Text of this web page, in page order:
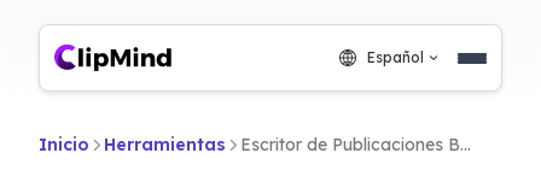
Español
Inicio Herramientas Escritor de Publicaciones Bluesky